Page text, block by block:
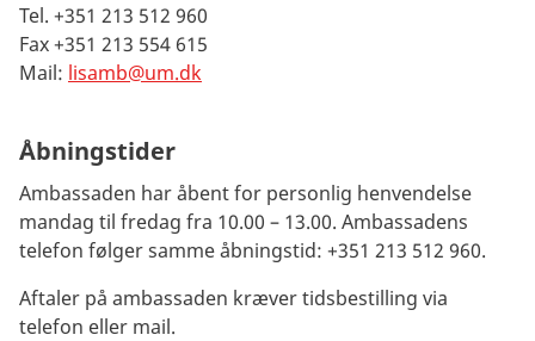
Tel. +351 213 512 960
Fax +351 213 554 615
Mail: lisamb@um.dk
Åbningstider
Ambassaden har åbent for personlig henvendelse
mandag til fredag fra 10.00 – 13.00. Ambassadens
telefon følger samme åbningstid: +351 213 512 960.
Aftaler på ambassaden kræver tidsbestilling via
telefon eller mail.